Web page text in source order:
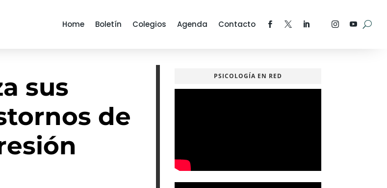
Home Boletín Colegios Agenda Contacto
sus
de
PSICOLOGÍA EN RED